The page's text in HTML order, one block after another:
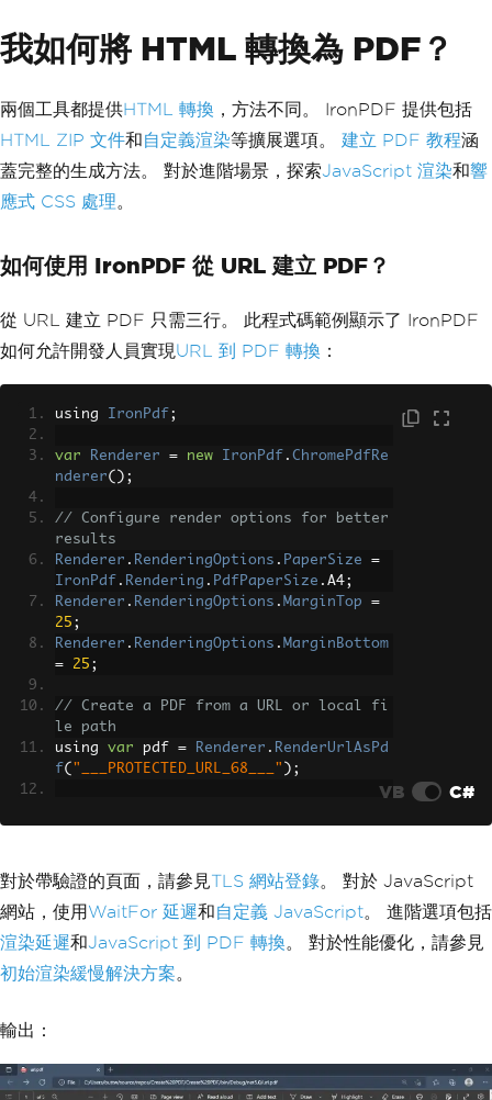
我如何將 HTML 轉換為 PDF？
兩個工具都提供HTML 轉換 ，方法不同。 IronPDF 提供包括
HTML ZIP 文件和自定義渲染等擴展選項。 建立 PDF 教程涵
蓋完整的生成方法。 對於進階場景，探索JavaScript 渲染和響
應式 CSS 處理。
如何使用 IronPDF 從 URL 建立 PDF？
從 URL 建立 PDF 只需三行。 此程式碼範例顯示了 IronPDF
如何允許開發人員實現URL 到 PDF 轉換 ：
using IronPdf ;
var Renderer = new IronPdf . ChromePdfRe
nderer();
// Configure render options for better
results
Renderer . RenderingOptions . PaperSize
=
IronPdf . Rendering . PdfPaperSize . A4;
Renderer . RenderingOptions . MarginTop
=
25 ;
Renderer . RenderingOptions . MarginBottom
=
25 ;
// Create a PDF from a URL or local fi
le path
using var pdf = Renderer . RenderUrlAsPd
f( "___PROTECTED_URL_68___" );
VB C#
對於帶驗證的頁面，請參見TLS 網站登錄。 對於 JavaScript
網站，使用 WaitFor 延遲和自定義 JavaScript。 進階選項包括
渲染延遲和JavaScript 到 PDF 轉換。 對於性能優化，請參見
初始渲染緩慢解決方案。
輸出：